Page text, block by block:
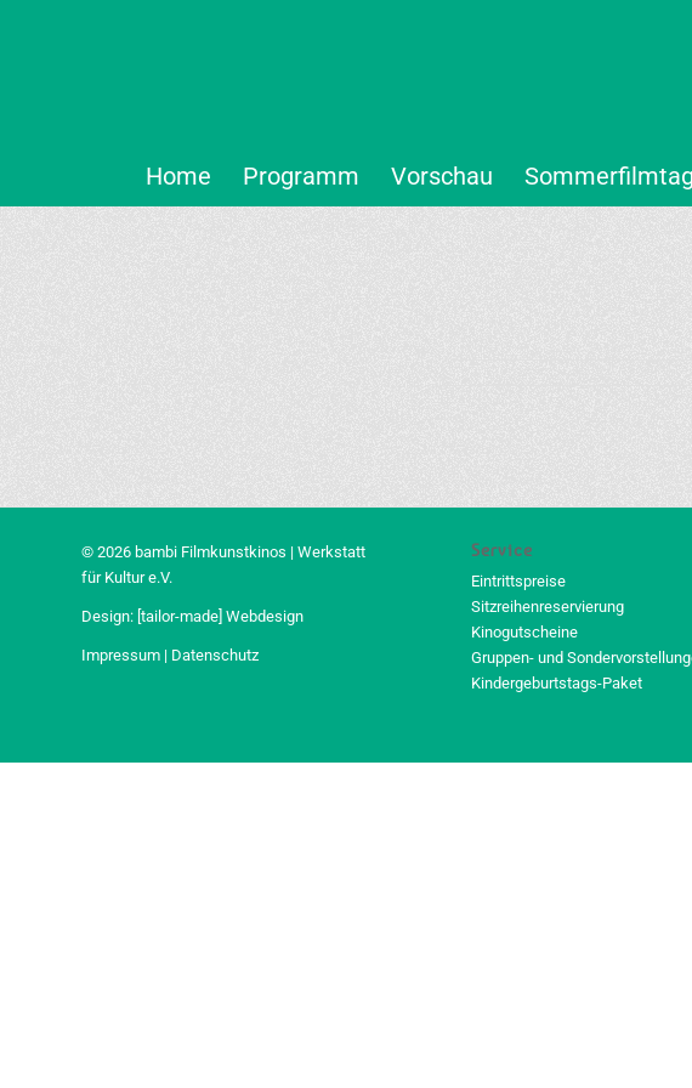
Home Programm Vorschau
© 2026 bambi Filmkunstkinos | Werkstatt
für Kultur e.V.
Design: [tailor-made] Webdesign
Impressum | Datenschutz
Service
Eintrittspreise
Sitzreihenreservierung
Kinogutscheine
Gruppen- und
Kindergeburtstags-Paket